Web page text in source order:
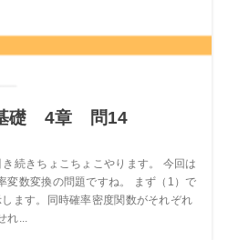
基礎 4章 問14
続きちょこちょこやります。 今回は
変数変換の問題ですね。 まず（1）で
ます。同時確率密度関数がそれぞれ
れ...